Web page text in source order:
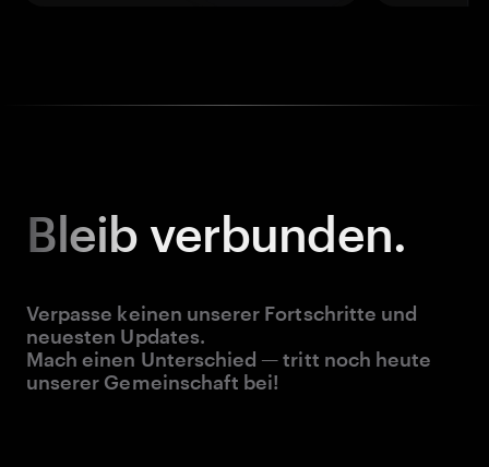
Bleib verbunden.
Verpasse keinen unserer Fortschritte und
neuesten Updates.
Mach einen Unterschied — tritt noch heute
unserer Gemeinschaft bei!